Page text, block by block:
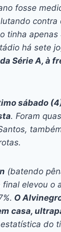
fosse
tinha
há sete
Série A, à
sábado
. Foram
(batendo
final elevou o
O
casa,
do